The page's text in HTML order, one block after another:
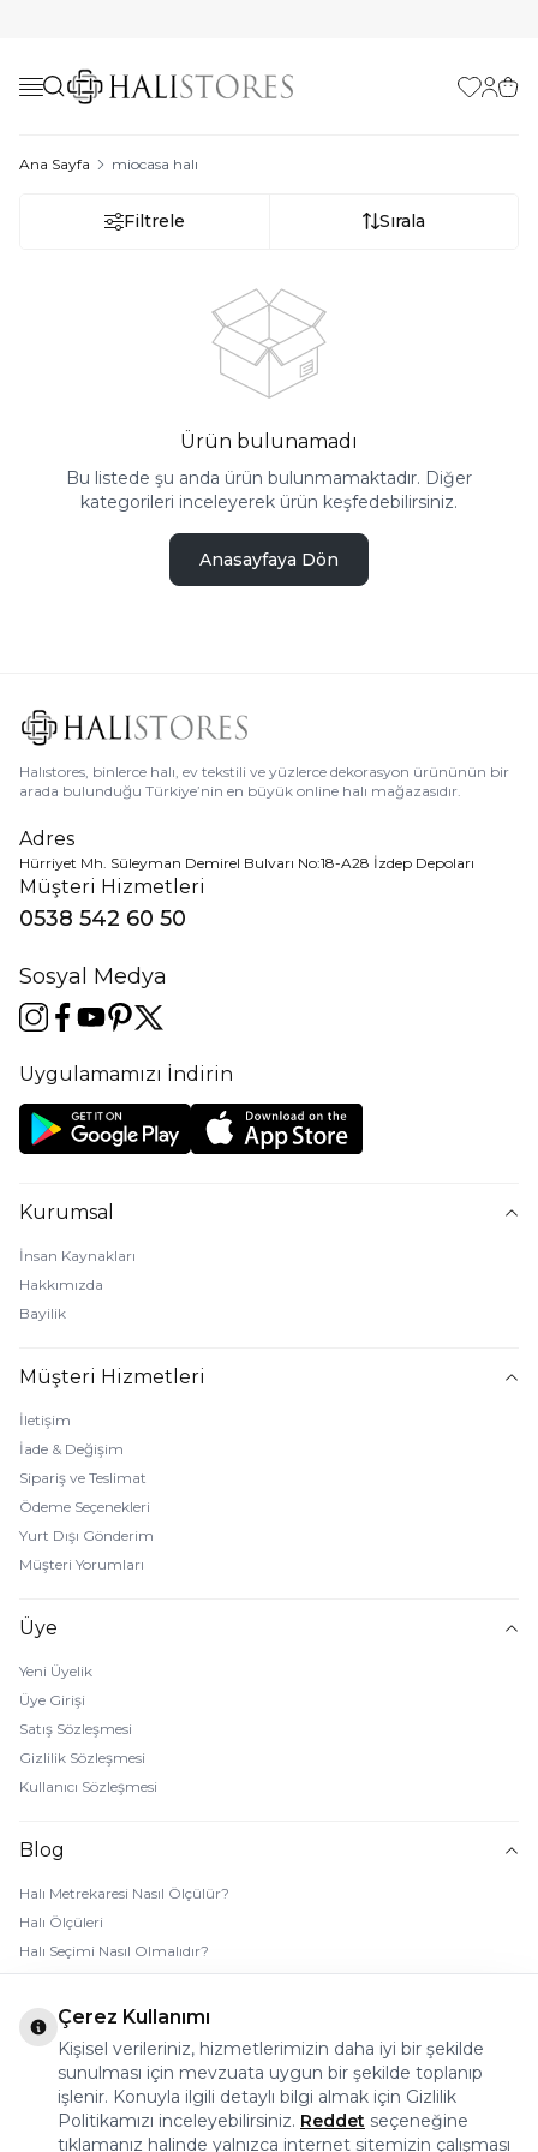
Favorilerim
Ana Sayfa miocasa halı
Filtrele Sırala
Ürün bulunamadı
Bu listede şu anda ürün bulunmamaktadır. Diğer
kategorileri inceleyerek ürün keşfedebilirsiniz.
Anasayfaya Dön
Halıstores, binlerce halı, ev tekstili ve yüzlerce dekorasyon ürününün bir
arada bulunduğu Türkiye’nin en büyük online halı mağazasıdır.
Adres
Hürriyet Mh. Süleyman Demirel Bulvarı No:18-A28 İzdep Depoları
Müşteri Hizmetleri
0538 542 60 50
Sosyal Medya
Uygulamamızı İndirin
Kurumsal
İnsan Kaynakları
Hakkımızda
Bayilik
Müşteri Hizmetleri
İletişim
İade & Değişim
Sipariş ve Teslimat
Ödeme Seçenekleri
Yurt Dışı Gönderim
Müşteri Yorumları
Üye
Yeni Üyelik
Üye Girişi
Satış Sözleşmesi
Gizlilik Sözleşmesi
Kullanıcı Sözleşmesi
Blog
Halı Metrekaresi Nasıl Ölçülür?
Halı Ölçüleri
Halı Seçimi Nasıl Olmalıdır?
Halı Rengi Nasıl Seçilir?
Halı Temizliği Nasıl Yapılır?
Bebek Halı Temizliği Nasıl Yapılır?
7 Adımda Halı Lekesi Çıkarma
Halı Kaydırmaz Ped Nasıl Kullanılır?
Çerez Kullanımı
Kişisel verileriniz, hizmetlerimizin daha iyi bir şekilde
sunulması için mevzuata uygun bir şekilde toplanıp
işlenir. Konuyla ilgili detaylı bilgi almak için Gizlilik
Politikamızı inceleyebilirsiniz. Reddet seçeneğine
tıklamanız halinde yalnızca internet sitemizin çalışması